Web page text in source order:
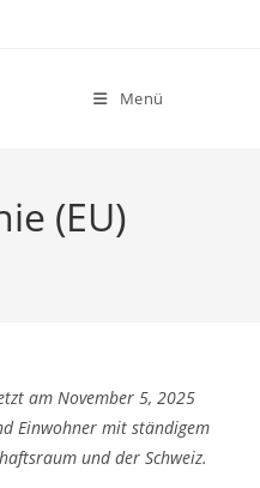
Menü
(EU)
am November 5, 2025
Einwohner mit ständigem
und der Schweiz.